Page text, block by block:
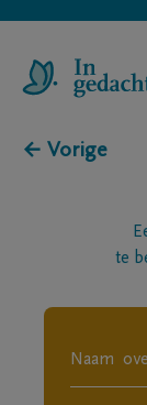
← Vorige
te